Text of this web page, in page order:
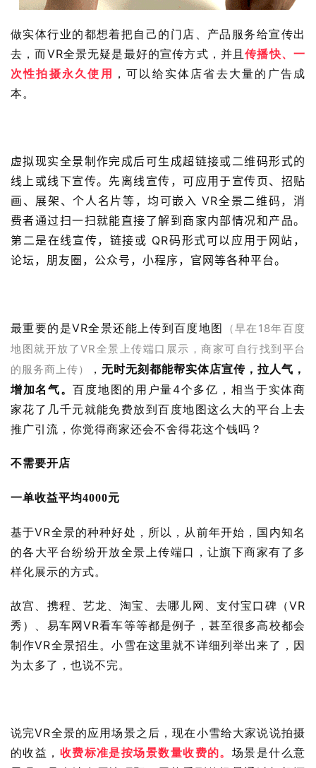
首
页
做实体行业的都想着把自己的门店、产品服务给宣传出
去，而VR全景无疑是最好的宣传方式，并且传播快、一
次性拍摄永久使用 ，可以给实体店省去大量的广告成
本。
虚拟现实全景制作完成后可生成超链接或二维码形式的
线上或线下宣传。先离线宣传，可应用于宣传页、招贴
画、展架、个人名片等，均可嵌入 VR全景二维码，消
费者通过扫一扫就能直接了解到商家内部情况和产品。
第二是在线宣传，链接或 QR码形式可以应用于网站，
论坛，朋友圈，公众号，小程序，官网等各种平台。
最重要的是VR全景还能上传到百度地图
（早在18年百度
地图就开放了VR全景上传端口展示，商家可自行找到平台
的服务商上传）
， 无时无刻都能帮实体店宣传，拉人气，
增加名气。百度地图的用户量4个多亿，相当于实体商
家花了几千元就能免费放到百度地图这么大的平台上去
推广引流，你觉得商家还会不舍得花这个钱吗？
不需要开店
一单收益平均4000元
基于VR全景的种种好处，所以，从前年开始，国内知名
的各大平台纷纷开放全景上传端口，让旗下商家有了多
样化展示的方式。
故宫、携程、艺龙、淘宝、去哪儿网、支付宝口碑（VR
秀）、易车网VR看车等等都是例子，甚至很多高校都会
制作VR全景招生。小雪在这里就不详细列举出来了，因
为太多了，也说不完。
说完VR全景的应用场景之后，现在小雪给大家说说拍摄
的收益， 收费标准是按场景数量收费的。 场景是什么意